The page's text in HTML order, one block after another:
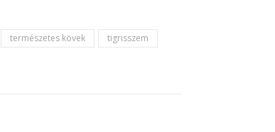
természetes kövek
tigrisszem